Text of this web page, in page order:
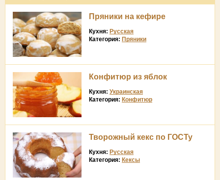
Пряники на кефире
Кухня: Русская
Категория: Пряники
Конфитюр из яблок
Кухня: Украинская
Категория: Конфитюр
Творожный кекс по ГОСТу
Кухня: Русская
Категория: Кексы